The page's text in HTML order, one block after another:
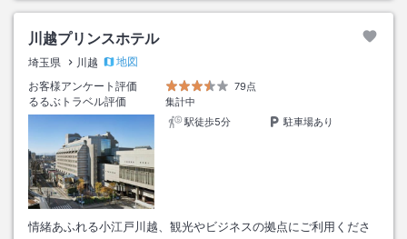
川越プリンスホテル
埼玉県 川越
地図
お客様アンケート評価
79点
るるぶトラベル評価
集計中
駅徒歩5分
駐車場あり
情緒あふれる小江戸川越、観光やビジネスの拠点にご利用くださ